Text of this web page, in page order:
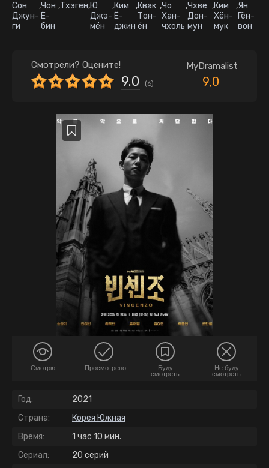
Сон
Джун-
ги
,Чон
Ё-
бин
,Тхэгён,Ю
Джэ-
мён
,Ким
Ё-
джин
,Квак
Тон-
ён
,Чо
Хан-
чхоль
,Чхве
Дон-
мун
,Ким
Хён-
мук
,Ян
Гён-
вон
Смотрели? Оцените!
9.0 (6)
MyDramalist
9,0
Смотрю Просмотрено
Буду
смотреть
Не буду
смотреть
Год:
2021
Страна:
Корея Южная
Время:
1 час 10 мин.
Сериал:
20 серий